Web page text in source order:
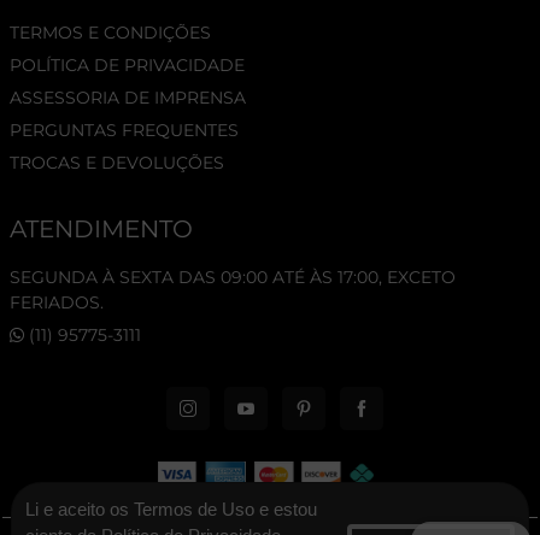
TERMOS E CONDIÇÕES
POLÍTICA DE PRIVACIDADE
ASSESSORIA DE IMPRENSA
PERGUNTAS FREQUENTES
TROCAS E DEVOLUÇÕES
ATENDIMENTO
SEGUNDA À SEXTA DAS 09:00 ATÉ ÀS 17:00, EXCETO
FERIADOS.
(11) 95775-3111
Li e aceito os Termos de Uso e estou